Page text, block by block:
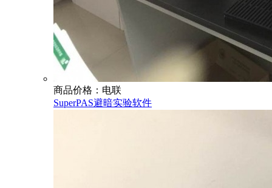
商品价格：电联
SuperPAS避暗实验软件